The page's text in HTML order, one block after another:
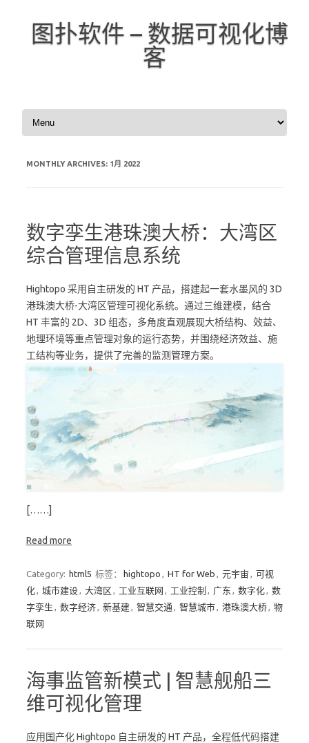
图扑软件 – 数据可视化博
客
Skip to content
MONTHLY ARCHIVES: 1月 2022
数字孪生港珠澳大桥：大湾区
综合管理信息系统
Hightopo 采用自主研发的 HT 产品，搭建起一套水墨风的 3D
港珠澳大桥-大湾区管理可视化系统。通过三维建模，结合
HT 丰富的 2D、3D 组态，多角度直观展现大桥结构、效益、
地理环境等重点管理对象的运行态势，并围绕经济效益、施
工结构等业务，提供了完善的监测管理方案。
[……]
Read more
Category: html5 标签： hightopo HT for Web 元宇宙
可视
化
城市建设 大湾区 工业互联网 工业控制 广东 数字化
数
字孪生
数字经济 新基建 智慧交通 智慧城市 港珠澳大桥
物
联网
海事监管新模式 | 智慧舰船三
维可视化管理
应用国产化 Hightopo 自主研发的 HT 产品，全程低代码搭建